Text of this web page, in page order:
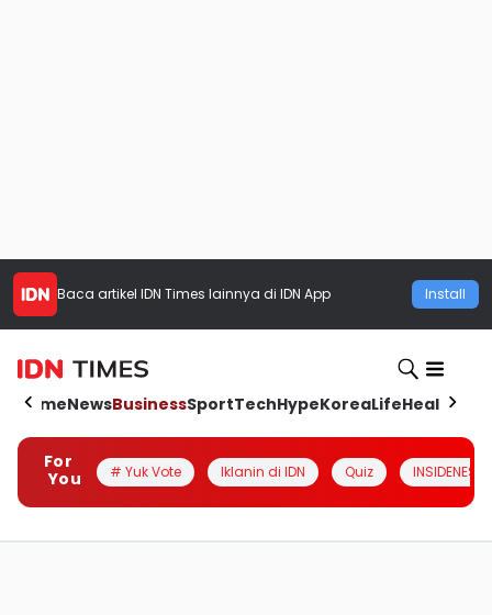
Baca artikel IDN Times lainnya di IDN App Install
HomeNewsBusinessSportTechHypeKoreaLifeHealth
For
You
# Yuk Vote Iklanin di IDN Quiz INSIDENESIA